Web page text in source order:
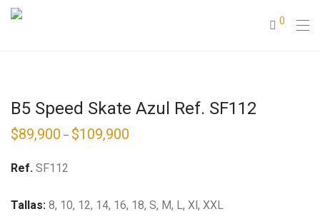
0
B5 Speed Skate Azul Ref. SF112
$89,900 – $109,900
Ref. SF112
Tallas: 8, 10, 12, 14, 16, 18, S, M, L, Xl, XXL